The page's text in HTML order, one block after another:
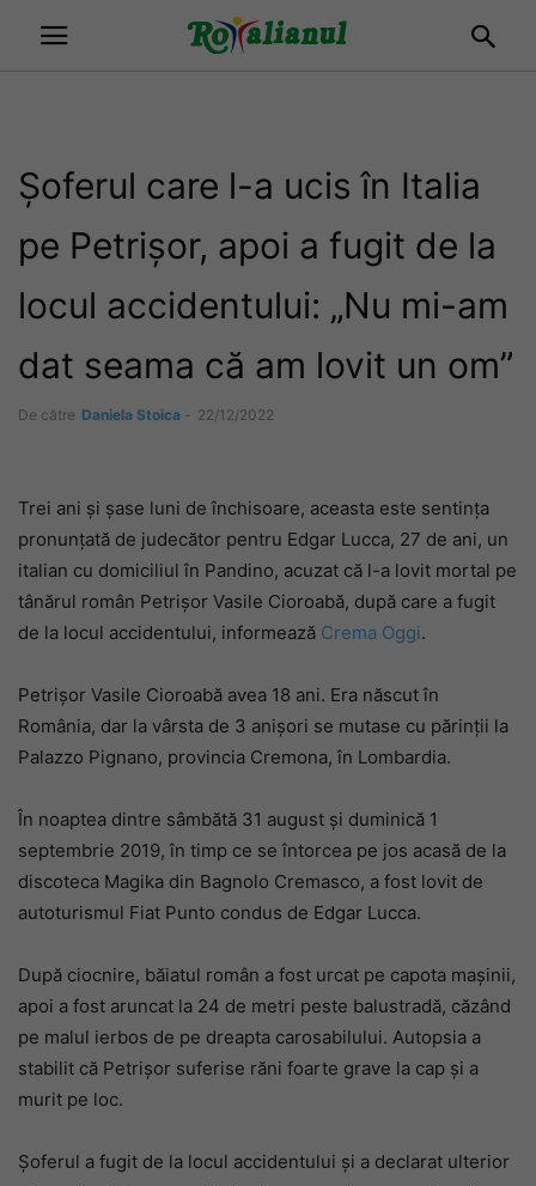
Șoferul care l-a ucis în Italia
pe Petrișor, apoi a fugit de la
locul accidentului: „Nu mi-am
dat seama că am lovit un om”
De către Daniela Stoica - 22/12/2022
Trei ani și șase luni de închisoare, aceasta este sentința
pronunțată de judecător pentru Edgar Lucca, 27 de ani, un
italian cu domiciliul în Pandino, acuzat că l-a lovit mortal pe
tânărul român Petrișor Vasile Cioroabă, după care a fugit
de la locul accidentului, informează Crema Oggi.
Petrișor Vasile Cioroabă avea 18 ani. Era născut în
România, dar la vârsta de 3 anișori se mutase cu părinții la
Palazzo Pignano, provincia Cremona, în Lombardia.
În noaptea dintre sâmbătă 31 august și duminică 1
septembrie 2019, în timp ce se întorcea pe jos acasă de la
discoteca Magika din Bagnolo Cremasco, a fost lovit de
autoturismul Fiat Punto condus de Edgar Lucca.
După ciocnire, băiatul român a fost urcat pe capota mașinii,
apoi a fost aruncat la 24 de metri peste balustradă, căzând
pe malul ierbos de pe dreapta carosabilului. Autopsia a
stabilit că Petrișor suferise răni foarte grave la cap și a
murit pe loc.
Șoferul a fugit de la locul accidentului și a declarat ulterior